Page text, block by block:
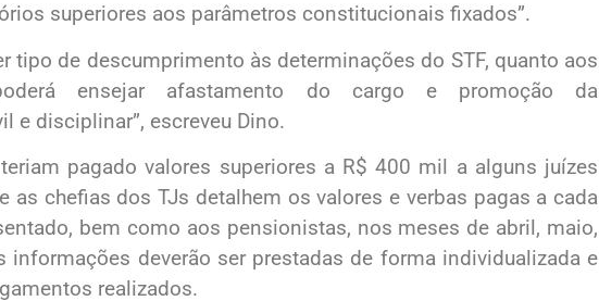
superiores aos parâmetros constitucionais fixados”.
tipo de descumprimento às determinações do STF, quanto aos
ensejar afastamento do cargo e promoção da
e disciplinar”, escreveu Dino.
pagado valores superiores a R$ 400 mil a alguns juízes
as chefias dos TJs detalhem os valores e verbas pagas a cada
bem como aos pensionistas, nos meses de abril, maio,
informações deverão ser prestadas de forma individualizada e
realizados.